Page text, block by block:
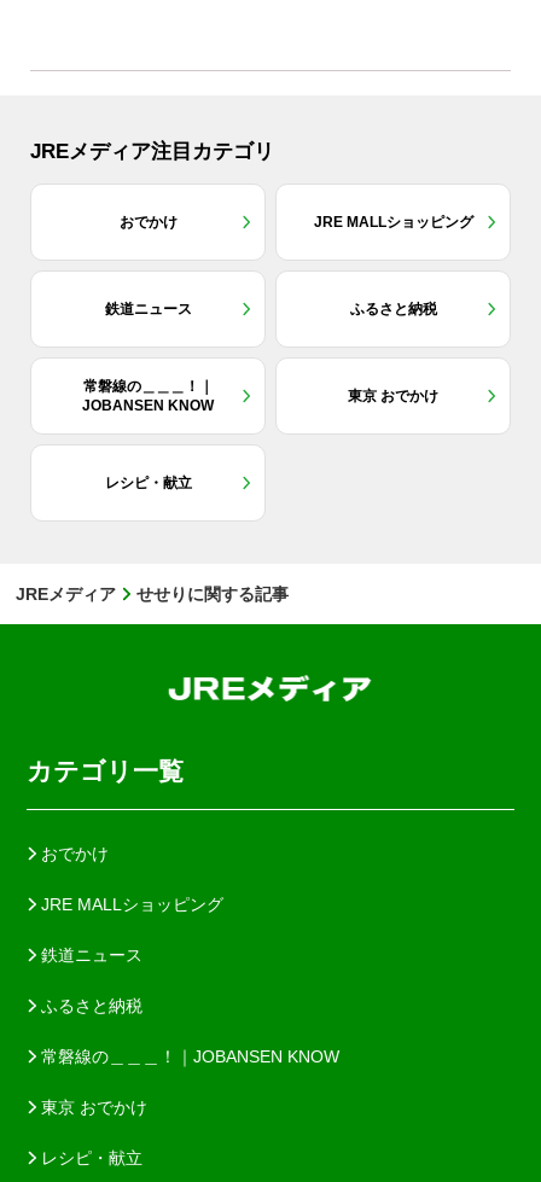
JREメディア注目カテゴリ
おでかけ JRE MALLショッピング
鉄道ニュース ふるさと納税
常磐線の＿＿＿！｜
JOBANSEN KNOW
東京 おでかけ
レシピ・献立
JREメディア せせりに関する記事
カテゴリ一覧
おでかけ
JRE MALLショッピング
鉄道ニュース
ふるさと納税
常磐線の＿＿＿！｜JOBANSEN KNOW
東京 おでかけ
レシピ・献立